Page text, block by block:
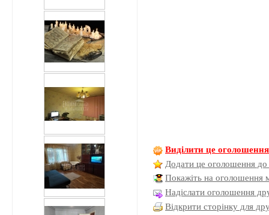
Виділити це оголошення
Додати це оголошення до
Покажіть на оголошення
Надіслати оголошення
Відкрити сторінку для